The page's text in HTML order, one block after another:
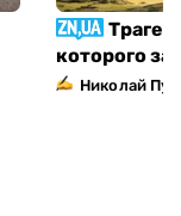
которого
Николай